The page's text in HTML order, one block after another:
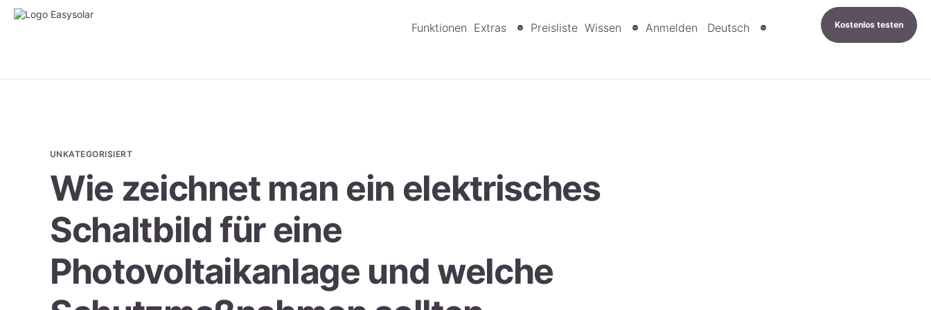
Funktionen Extras Preisliste Wissen Anmelden Deutsch Kostenlos testen
UNKATEGORISIERT
Wie zeichnet man ein elektrisches
Schaltbild für eine
Photovoltaikanlage und welche